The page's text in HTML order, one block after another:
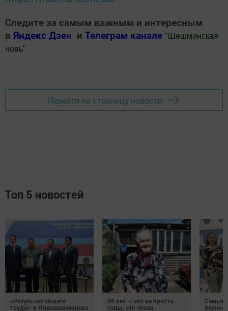
Следите за самым важным и интересным
в Яндекс Дзен и Телеграм канале " Шешминская
новь"
Перейти на страницу новости
Топ 5 новостей
«Результат общего
труда»: в Новошешминске
95 лет — это не просто
годы, это эпоха
Семья